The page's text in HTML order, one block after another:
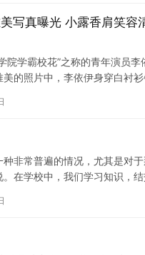
写真曝光 小露香肩笑容
院学霸校花”之称的青年演员李
的照片中，李依伊身穿白衬
非常普遍的情况，尤其是对
在学校中，我们学习知识，